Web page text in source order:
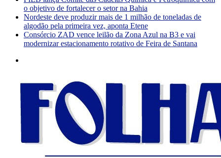
o objetivo de fortalecer o setor na Bahia
Nordeste deve produzir mais de 1 milhão de toneladas de
algodão pela primeira vez, aponta Etene
Consórcio ZAD vence leilão da Zona Azul na B3 e vai
modernizar estacionamento rotativo de Feira de Santana